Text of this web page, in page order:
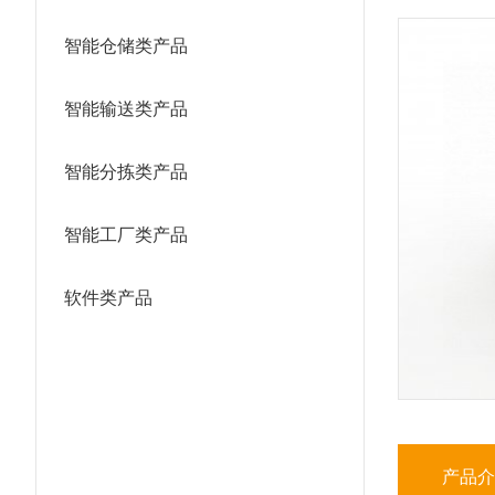
智能仓储类产品
智能输送类产品
智能分拣类产品
智能工厂类产品
软件类产品
产品